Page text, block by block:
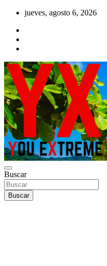
Saltar
contenido
jueves, agosto 6, 2026
YOU EXTREME
YX Deportes Extremos Lifestyle
Buscar
Buscar